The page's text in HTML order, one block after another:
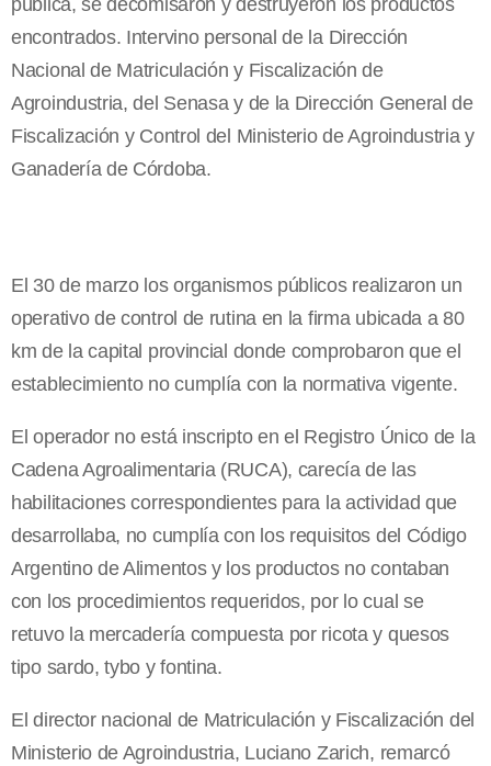
pública, se decomisaron y destruyeron los productos
encontrados. Intervino personal de la Dirección
Nacional de Matriculación y Fiscalización de
Agroindustria, del Senasa y de la Dirección General de
Fiscalización y Control del Ministerio de Agroindustria y
Ganadería de Córdoba.
El 30 de marzo los organismos públicos realizaron un
operativo de control de rutina en la firma ubicada a 80
km de la capital provincial donde comprobaron que el
establecimiento no cumplía con la normativa vigente.
El operador no está inscripto en el Registro Único de la
Cadena Agroalimentaria (RUCA), carecía de las
habilitaciones correspondientes para la actividad que
desarrollaba, no cumplía con los requisitos del Código
Argentino de Alimentos y los productos no contaban
con los procedimientos requeridos, por lo cual se
retuvo la mercadería compuesta por ricota y quesos
tipo sardo, tybo y fontina.
El director nacional de Matriculación y Fiscalización del
Ministerio de Agroindustria, Luciano Zarich, remarcó